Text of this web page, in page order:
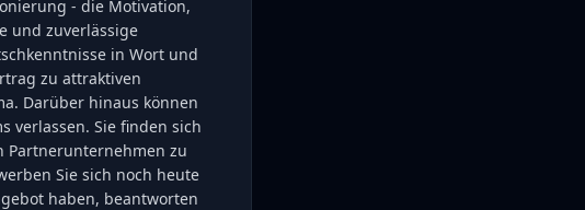
- die Motivation,
und zuverlässige
in Wort und
zu attraktiven
Darüber hinaus können
verlassen. Sie finden sich
Partnerunternehmen zu
Sie sich noch heute
haben, beantworten